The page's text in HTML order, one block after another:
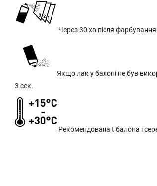
Через 30 хв після
Якщо лак у балоні не був
3 сек.
Рекомендована t балона і